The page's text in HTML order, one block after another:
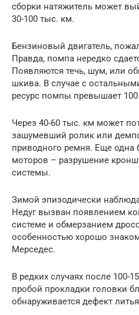
сборки натяжитель может
30-100 тыс. км.
Бензиновый двигатель,
Правда, помпа нередко
Появляются течь, шум, или
шкива. В случае с
ресурс помпы превышает
Через 40-60 тыс. км может
зашумевший ролик или
приводного ремня. Еще одна
моторов – разрушение
системы.
Зимой эпизодически
Недуг вызван появлением
системе и обмерзанием
особенностью хорошо
Мерседес.
В редких случаях после 100-
пробой прокладки головки
обнаруживается дефект